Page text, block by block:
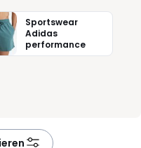
Sportswear
Adidas
performance